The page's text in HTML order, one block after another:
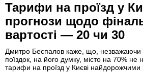
Тарифи на проїзд у
прогнози щодо
вартості — 20 чи 30
Дмитро Беспалов каже, що, незважаючи
поїздок, на його думку, місто на 70% не
тарифи на проїзд у Києві найдорожчими в